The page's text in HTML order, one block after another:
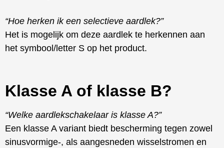
“Hoe herken ik een selectieve aardlek?”
Het is mogelijk om deze aardlek te herkennen aan
het symbool/letter S op het product.
Klasse A of klasse B?
“Welke aardlekschakelaar is klasse A?”
Een klasse A variant biedt bescherming tegen zowel
sinusvormige-, als aangesneden wisselstromen en